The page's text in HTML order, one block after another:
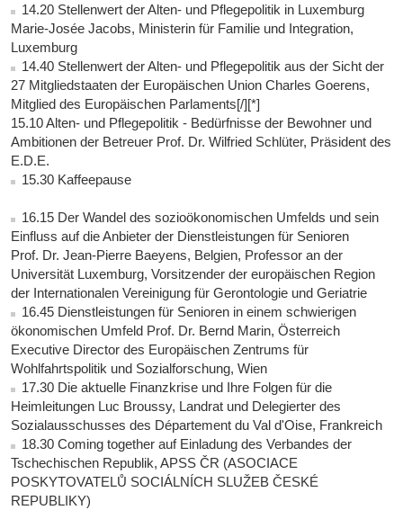
14.20 Stellenwert der Alten- und Pflegepolitik in Luxemburg
Marie-Josée Jacobs, Ministerin für Familie und Integration,
Luxemburg
14.40 Stellenwert der Alten- und Pflegepolitik aus der Sicht der
27 Mitgliedstaaten der Europäischen Union Charles Goerens,
Mitglied des Europäischen Parlaments[/][*]
15.10 Alten- und Pflegepolitik - Bedürfnisse der Bewohner und
Ambitionen der Betreuer Prof. Dr. Wilfried Schlüter, Präsident des
E.D.E.
15.30 Kaffeepause
16.15 Der Wandel des sozioökonomischen Umfelds und sein
Einfluss auf die Anbieter der Dienstleistungen für Senioren
Prof. Dr. Jean-Pierre Baeyens, Belgien, Professor an der
Universität Luxemburg, Vorsitzender der europäischen Region
der Internationalen Vereinigung für Gerontologie und Geriatrie
16.45 Dienstleistungen für Senioren in einem schwierigen
ökonomischen Umfeld Prof. Dr. Bernd Marin, Österreich
Executive Director des Europäischen Zentrums für
Wohlfahrtspolitik und Sozialforschung, Wien
17.30 Die aktuelle Finanzkrise und Ihre Folgen für die
Heimleitungen Luc Broussy, Landrat und Delegierter des
Sozialausschusses des Département du Val d'Oise, Frankreich
18.30 Coming together auf Einladung des Verbandes der
Tschechischen Republik, APSS ČR (ASOCIACE
POSKYTOVATELŮ SOCIÁLNÍCH SLUŽEB ČESKÉ
REPUBLIKY)